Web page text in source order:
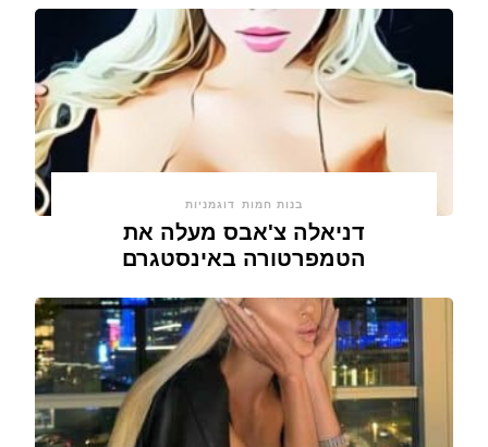
בנות חמות דוגמניות
דניאלה צ'אבס מעלה את
הטמפרטורה באינסטגרם